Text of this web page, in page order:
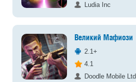
Ludia Inc
Великий Мафиози
2.1+
4.1
Doodle Mobile Ltd